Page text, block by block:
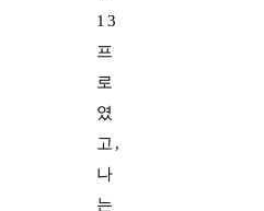
13
프
로
였
고,
나
는